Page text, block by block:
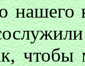
чтобы